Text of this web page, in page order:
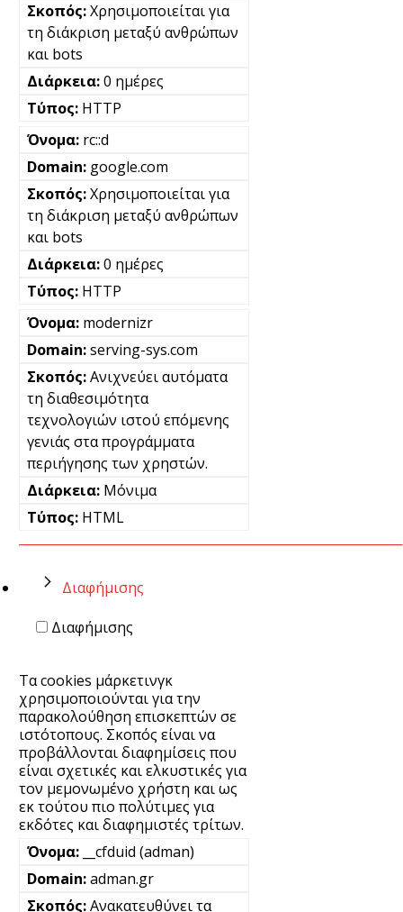
Χρησιμοποιείται για
τη διάκριση μεταξύ ανθρώπων
και bots
0 ημέρες
HTTP
rc::d
google.com
Χρησιμοποιείται για
τη διάκριση μεταξύ ανθρώπων
και bots
0 ημέρες
HTTP
modernizr
serving-sys.com
Ανιχνεύει αυτόματα
τη διαθεσιμότητα
τεχνολογιών ιστού επόμενης
γενιάς στα προγράμματα
περιήγησης των χρηστών.
Μόνιμα
HTML
Διαφήμισης
Διαφήμισης
Τα cookies μάρκετινγκ
χρησιμοποιούνται για την
παρακολούθηση επισκεπτών σε
ιστότοπους. Σκοπός είναι να
προβάλλονται διαφημίσεις που
είναι σχετικές και ελκυστικές για
τον μεμονωμένο χρήστη και ως
εκ τούτου πιο πολύτιμες για
εκδότες και διαφημιστές τρίτων.
__cfduid (adman)
adman.gr
Ανακατευθύνει τα